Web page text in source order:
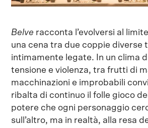
Belve racconta l’evolversi al
una cena tra due coppie diverse
intimamente legate. In un clima
tensione e violenza, tra frutti di
macchinazioni e improbabili
ribalta di continuo il folle gioco
potere che ogni personaggio
sull’altro, ma in realtà, alla resa